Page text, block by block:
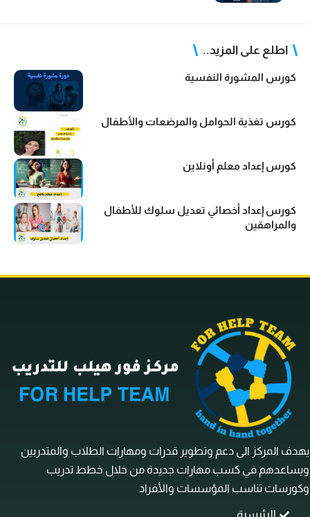
اطلع على المزيد..
كورس المشورة النفسية
كورس تغذية الحوامل والمرضعات والأطفال
كورس إعداد معلم أونلاين
كورس إعداد أخصائي تعديل سلوك للأطفال
والمراهقين
المركز الى دعم وتطوير قدرات ومهارات الطلاب والمتدربين
في كسب مهارات جديدة من خلال خطط تدريب
تناسب المؤسسات والأفراد